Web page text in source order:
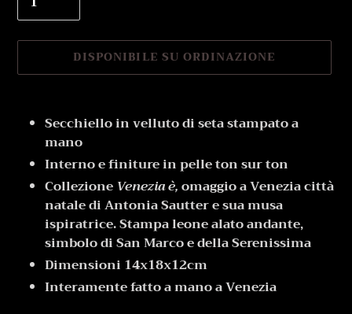
DISPONIBILE SU ORDINAZIONE
del
prodotto
carrello
Secchiello in velluto di seta stampato a
mano
Interno e finiture in pelle ton sur ton
Collezione Venezia è,omaggio a Venezia città
natale di Antonia Sautter e sua musa
ispiratrice. Stampa leone alato andante,
simbolo di San Marco e della Serenissima
Dimensioni 14x18x12cm
Interamente fatto a mano a Venezia